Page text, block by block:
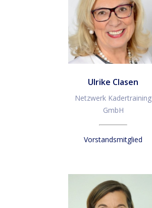
Ulrike Clasen
Netzwerk Kadertraining
GmbH
Vorstandsmitglied